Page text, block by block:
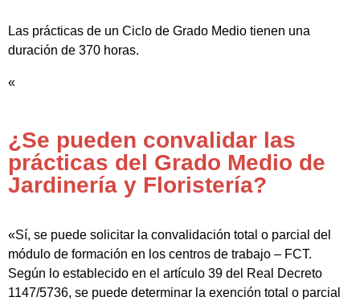
Las prácticas de un Ciclo de Grado Medio tienen una
duración de 370 horas.
«
¿Se pueden convalidar las
prácticas del Grado Medio de
Jardinería y Floristería?
«Sí, se puede solicitar la convalidación total o parcial del
módulo de formación en los centros de trabajo – FCT.
Según lo establecido en el artículo 39 del Real Decreto
1147/5736, se puede determinar la exención total o parcial